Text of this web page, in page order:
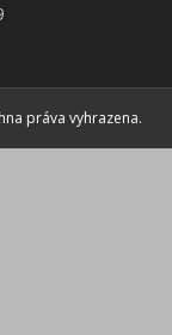
práva vyhrazena.